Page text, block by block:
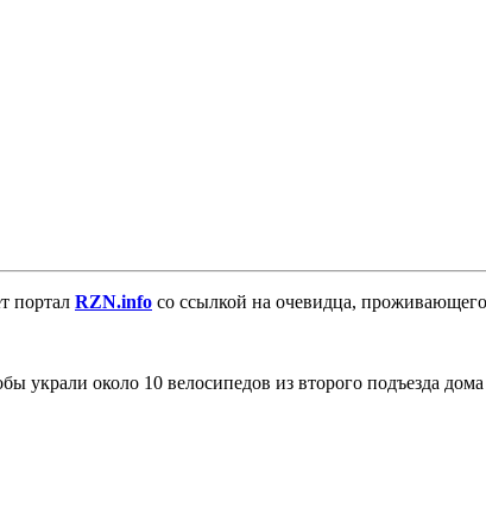
портал RZN.info со ссылкой на очевидца,
украли около 10 велосипедов из второго подъезда